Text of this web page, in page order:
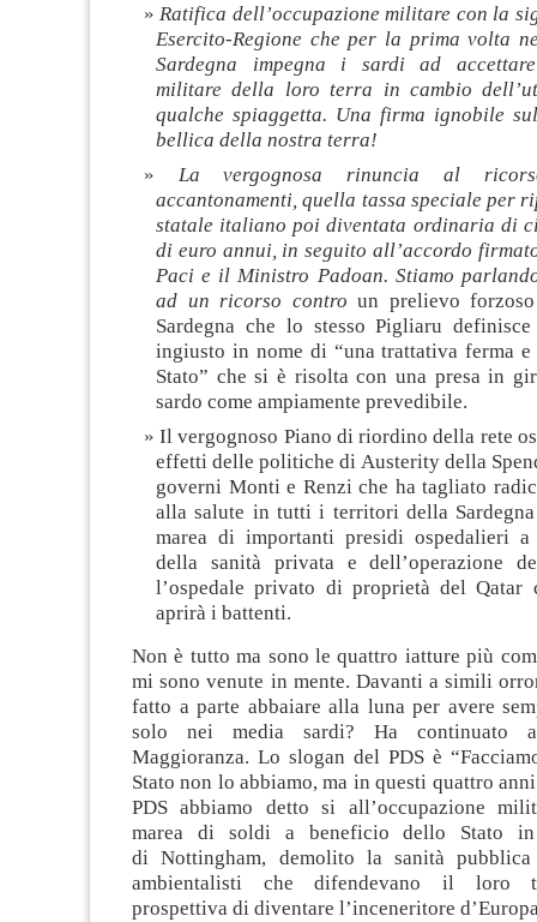
Ratifica dell’occupazione militare con la
Esercito-Regione che per la prima volta
Sardegna impegna i sardi ad accettare
militare della loro terra in cambio
qualche spiaggetta. Una firma ignobile
bellica della nostra terra!
La vergognosa rinuncia al
accantonamenti, quella tassa speciale per
statale italiano poi diventata ordinaria di
di euro annui, in seguito all’accordo
Paci e il Ministro Padoan. Stiamo
ad un ricorso controun prelievo
Sardegna che lo stesso Pigliaru definisce
ingiusto in nome di “una trattativa ferma
Stato” che si è risolta con una presa in
sardo come ampiamente prevedibile.
Il vergognoso Piano di riordino della rete
effetti delle politiche di Austerity della
governi Monti e Renzi che ha tagliato
alla salute in tutti i territori della
marea di importanti presidi ospedalieri
della sanità privata e dell’operazione
l’ospedale privato di proprietà del Qatar
aprirà i battenti.
Non è tutto ma sono le quattro iatture più
mi sono venute in mente. Davanti a simili
fatto a parte abbaiare alla luna per avere
solo nei media sardi? Ha continuato
Maggioranza. Lo slogan del PDS è
Stato non lo abbiamo, ma in questi quattro
PDS abbiamo detto si all’occupazione
marea di soldi a beneficio dello Stato
di Nottingham, demolito la sanità
ambientalisti che difendevano il loro
prospettiva di diventare l’inceneritore